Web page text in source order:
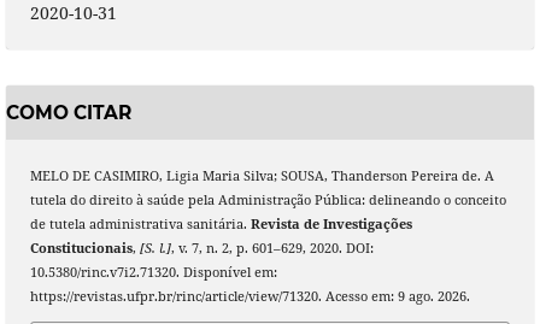
2020-10-31
COMO CITAR
MELO DE CASIMIRO, Ligia Maria Silva; SOUSA, Thanderson Pereira de. A
tutela do direito à saúde pela Administração Pública: delineando o conceito
de tutela administrativa sanitária. Revista de Investigações
Constitucionais, [S. l.], v. 7, n. 2, p. 601–629, 2020. DOI:
10.5380/rinc.v7i2.71320. Disponível em:
https://revistas.ufpr.br/rinc/article/view/71320. Acesso em: 9 ago. 2026.